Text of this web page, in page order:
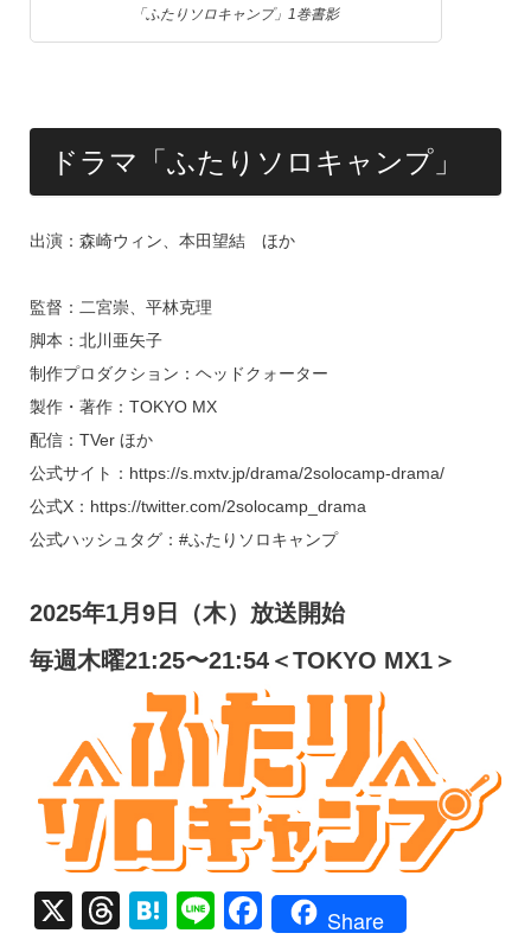
「ふたりソロキャンプ」1巻書影
ドラマ「ふたりソロキャンプ」
出演：森崎ウィン、本田望結 ほか
監督：二宮崇、平林克理
脚本：北川亜矢子
制作プロダクション：ヘッドクォーター
製作・著作：TOKYO MX
配信：TVer ほか
公式サイト：https://s.mxtv.jp/drama/2solocamp-drama/
公式X：https://twitter.com/2solocamp_drama
公式ハッシュタグ：#ふたりソロキャンプ
2025年1月9日（木）放送開始
毎週木曜21:25〜21:54＜TOKYO MX1＞
X
T
H
Li
F
Share